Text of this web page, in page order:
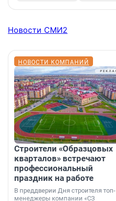
Новости СМИ2
НОВОСТИ КОМПАНИЙ
Строители «Образцовых
кварталов» встречают
профессиональный
праздник на работе
В преддверии Дня строителя топ-
менеджеры компании «СЗ